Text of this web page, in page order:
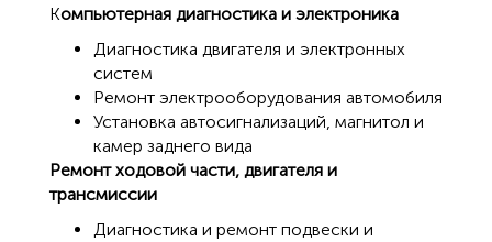
Компьютерная диагностика и электроника
Диагностика двигателя и электронных
систем
Ремонт электрооборудования автомобиля
Установка автосигнализаций, магнитол и
камер заднего вида
Ремонт ходовой части, двигателя и
трансмиссии
Диагностика и ремонт подвески и